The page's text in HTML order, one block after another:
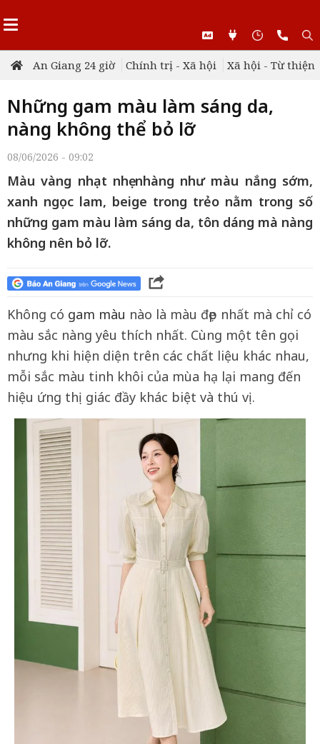
An Giang 24 giờ Chính trị - Xã hội Xã hội - Từ thiện
Những gam màu làm sáng da,
nàng không thể bỏ lỡ
08/06/2026 - 09:02
Màu vàng nhạt nhẹ nhàng như màu nắng sớm,
xanh ngọc lam, beige trong trẻo nằm trong số
những gam màu làm sáng da, tôn dáng mà nàng
không nên bỏ lỡ.
Không có gam màu nào là màu đẹp nhất mà chỉ có
màu sắc nàng yêu thích nhất. Cùng một tên gọi
nhưng khi hiện diện trên các chất liệu khác nhau,
mỗi sắc màu tinh khôi của mùa hạ lại mang đến
hiệu ứng thị giác đầy khác biệt và thú vị.